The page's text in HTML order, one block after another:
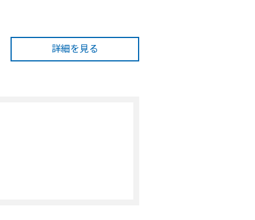
詳細を見る